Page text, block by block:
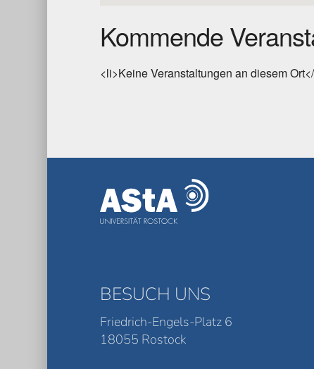
Kommende
<li>Keine Veranstaltungen an diesem
BESUCH UNS
Friedrich-Engels-Platz 6
18055 Rostock